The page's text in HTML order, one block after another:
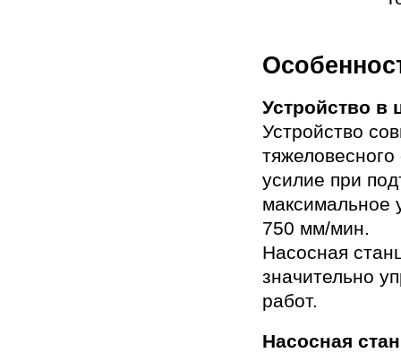
Устройство в
Устройство
усилие при
максимальное
750 мм/мин.
Насосная
значительно
работ.
Насосная